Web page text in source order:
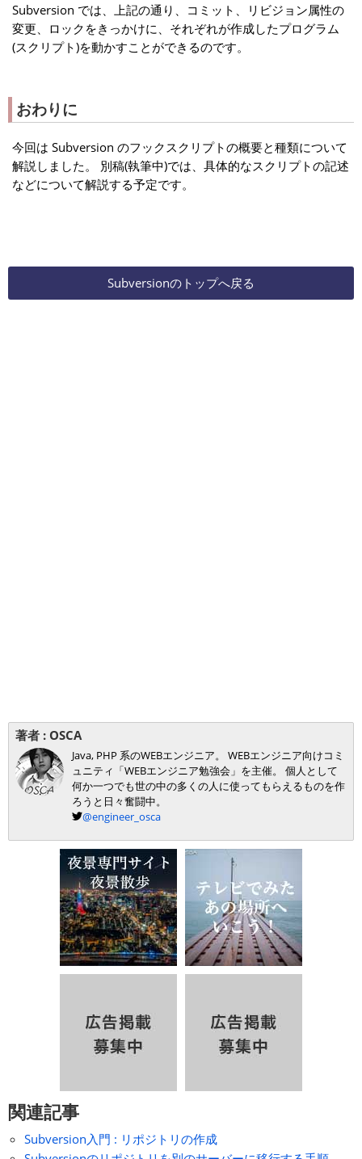
Subversion では、上記の通り、コミット、リビジョン属性の
変更、ロックをきっかけに、それぞれが作成したプログラム
(スクリプト)を動かすことができるのです。
おわりに
今回は Subversion のフックスクリプトの概要と種類について
解説しました。 別稿(執筆中)では、具体的なスクリプトの記述
などについて解説する予定です。
Subversionのトップへ戻る
著者 : OSCA
Java, PHP 系のWEBエンジニア。 WEBエンジニア向けコミ
ュニティ「WEBエンジニア勉強会」を主催。 個人として
何か一つでも世の中の多くの人に使ってもらえるものを作
ろうと日々奮闘中。
@engineer_osca
関連記事
Subversion入門 : リポジトリの作成